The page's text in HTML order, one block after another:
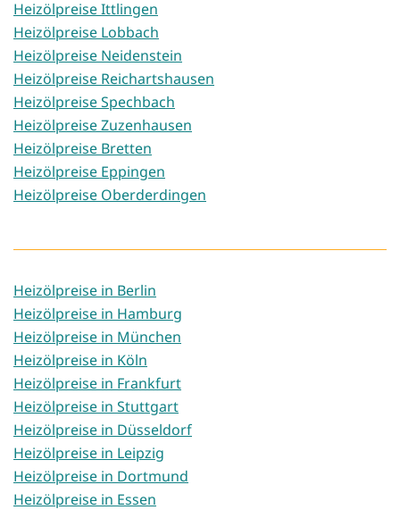
Heizölpreise Ittlingen
Heizölpreise Lobbach
Heizölpreise Neidenstein
Heizölpreise Reichartshausen
Heizölpreise Spechbach
Heizölpreise Zuzenhausen
Heizölpreise Bretten
Heizölpreise Eppingen
Heizölpreise Oberderdingen
Heizölpreise in Berlin
Heizölpreise in Hamburg
Heizölpreise in München
Heizölpreise in Köln
Heizölpreise in Frankfurt
Heizölpreise in Stuttgart
Heizölpreise in Düsseldorf
Heizölpreise in Leipzig
Heizölpreise in Dortmund
Heizölpreise in Essen